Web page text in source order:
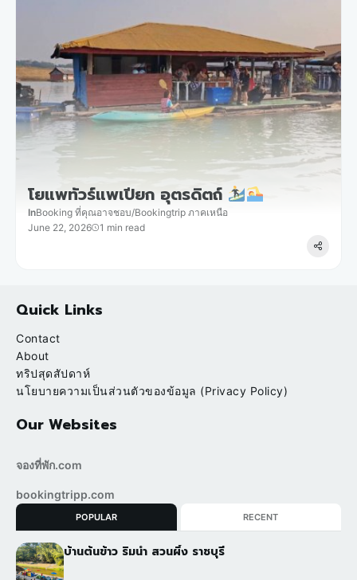
โยแพทัวร์แพเปียก อุตรดิตถ์
InBooking ที่คุณอาจชอบ/Bookingtrip ภาคเหนือ
June 22, 2026
1 min read
Quick Links
Contact
About
ทริปสุดสัปดาห์
นโยบายความเป็นส่วนตัวของข้อมูล (Privacy Policy)
Our Websites
จองที่พัก.com
bookingtripp.com
POPULAR RECENT
บ้านต้นข้าว ริมน้ำ สวนผึ้ง ราชบุรี